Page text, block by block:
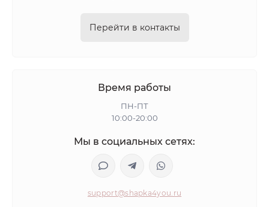
Перейти в контакты
Время работы
ПН-ПТ
10:00-20:00
Мы в социальных сетях:
support@shapka4you.ru